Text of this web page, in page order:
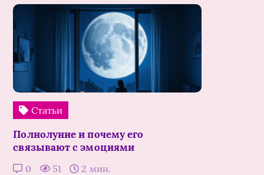
Статьи
Полнолуние и почему его
связывают с эмоциями
0 51 2 мин.